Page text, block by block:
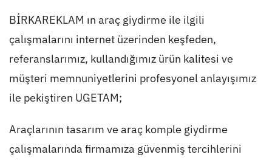
BİRKAREKLAM ın araç giydirme ile ilgili
çalışmalarını internet üzerinden keşfeden,
referanslarımız, kullandığımız ürün kalitesi ve
müşteri memnuniyetlerini profesyonel anlayışımız
ile pekiştiren UGETAM;
Araçlarının tasarım ve araç komple giydirme
çalışmalarında firmamıza güvenmiş tercihlerini